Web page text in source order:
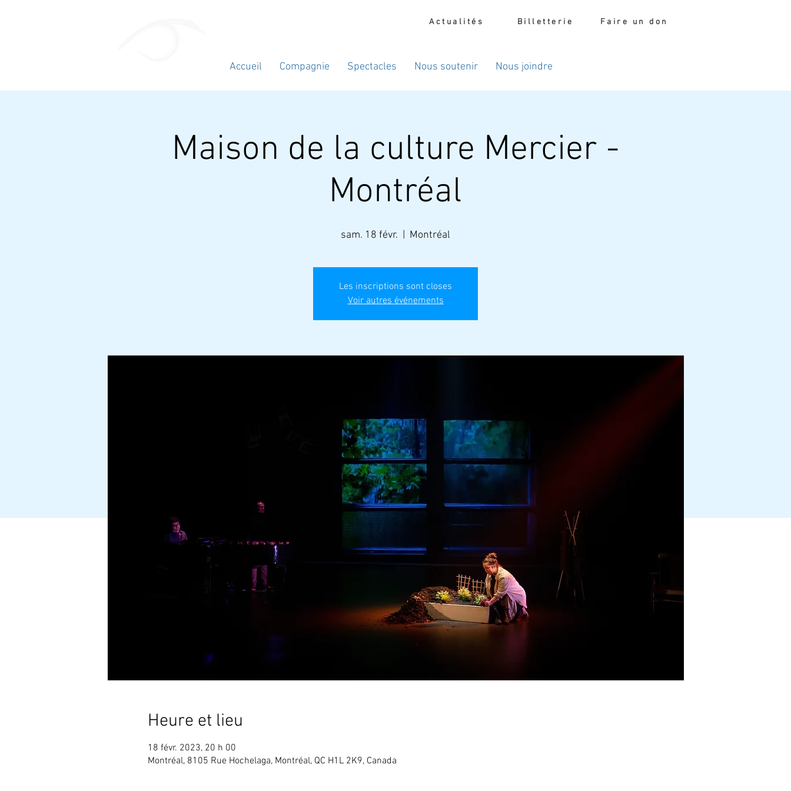
Actualités Billetterie Faire un don
Accueil Compagnie Spectacles Nous soutenir Nous joindre
Maison de la culture Mercier -
Montréal
sam. 18 févr. Montréal
Les inscriptions sont closes
Voir autres événements
Heure et lieu
18 févr. 2023, 20 h 00
Montréal, 8105 Rue Hochelaga, Montréal, QC H1L 2K9, Canada